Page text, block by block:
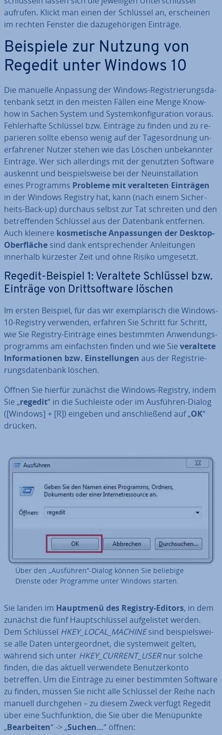
aufrufen. Klickt man einen der Schlüssel an, er­schei­nen
im rechten Fenster die da­zu­ge­hö­ri­gen Einträge.
Beispiele zur Nutzung von
Regedit unter Windows 10
Die manuelle Anpassung der Windows-Re­gis­trie­rungs­da­
ten­bank setzt in den meisten Fällen eine Menge Know-
how in Sachen System und Sys­tem­kon­fi­gu­ra­ti­on voraus.
Feh­ler­haf­te Schlüssel bzw. Einträge zu finden und zu re­
pa­rie­ren sollte ebenso wenig auf der Ta­ges­ord­nung un­
er­fah­re­ner Nutzer stehen wie das Löschen un­be­kann­ter
Einträge. Wer sich al­ler­dings mit der genutzten Software
auskennt und bei­spiels­wei­se bei der Neu­in­stal­la­ti­on
eines Programms Probleme mit ver­al­te­ten Einträgen
in der Windows Registry hat, kann (nach einem Si­cher­
heits-Back-up) durchaus selbst zur Tat schreiten und den
be­tref­fen­den Schlüssel aus der Datenbank entfernen.
Auch kleinere kos­me­ti­sche An­pas­sun­gen der Desktop-
Ober­flä­che sind dank ent­spre­chen­der An­lei­tun­gen
innerhalb kürzester Zeit und ohne Risiko umgesetzt.
Regedit-Beispiel 1: Veraltete Schlüssel bzw.
Einträge von Dritts­oft­ware löschen
Im ersten Beispiel, für das wir ex­em­pla­risch die Windows-
10-Registry verwenden, erfahren Sie Schritt für Schritt,
wie Sie Registry-Einträge eines be­stimm­ten An­wen­dungs­
pro­gramms am ein­fachs­ten finden und wie Sie veraltete
In­for­ma­tio­nen bzw. Ein­stel­lun­gen aus der Re­gis­trie­
rungs­da­ten­bank löschen.
Öffnen Sie hierfür zunächst die Windows-Registry, indem
Sie „regedit“ in die Such­leis­te oder im Ausführen-Dialog
([Windows] + [R]) eingeben und an­schlie­ßend auf „OK“
drücken.
Über den „Ausführen“-Dialog können Sie beliebige
Dienste oder Programme unter Windows starten.
Sie landen im Hauptmenü des Registry-Editors, in dem
zunächst die fünf Haupt­schlüs­sel auf­ge­lis­tet werden.
Dem Schlüssel HKEY_LOCAL_MACHINEsind bei­spiels­wei­
se alle Daten un­ter­ge­ord­net, die sys­tem­weit gelten,
während sich unter HKEY_CURRENT_USERnur solche
finden, die das aktuell ver­wen­de­te Be­nut­zer­kon­to
betreffen. Um die Einträge zu einer be­stimm­ten Software
zu finden, müssen Sie nicht alle Schlüssel der Reihe nach
manuell durch­ge­hen – zu diesem Zweck verfügt Regedit
über eine Such­funk­ti­on, die Sie über die Me­nü­punk­te
„Be­ar­bei­ten“ -> „Suchen…“ öffnen: